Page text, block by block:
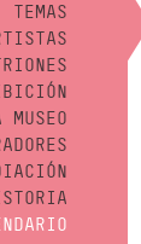
TEMAS
MUSEO